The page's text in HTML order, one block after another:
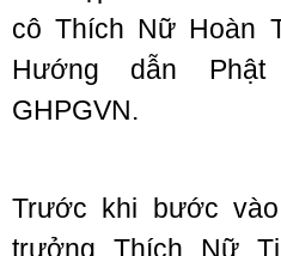
cô Thích Nữ Hoàn
Hướng dẫn
GHPGVN.
Trước khi bước
trưởng Thích Nữ